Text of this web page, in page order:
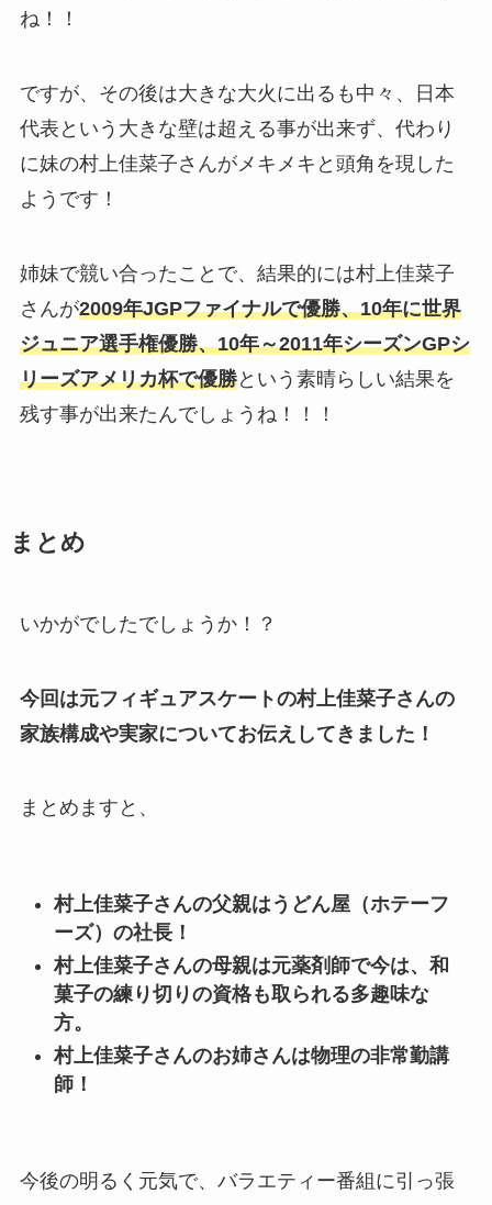
ね！！
ですが、その後は大きな大火に出るも中々、日本
代表という大きな壁は超える事が出来ず、代わり
に妹の村上佳菜子さんがメキメキと頭角を現した
ようです！
姉妹で競い合ったことで、結果的には村上佳菜子
さんが2009年JGPファイナルで優勝、10年に世界
ジュニア選手権優勝、10年～2011年シーズンGPシ
リーズアメリカ杯で優勝という素晴らしい結果を
残す事が出来たんでしょうね！！！
まとめ
いかがでしたでしょうか！？
今回は元フィギュアスケートの村上佳菜子さんの
家族構成や実家についてお伝えしてきました！
まとめますと、
村上佳菜子さんの父親はうどん屋（ホテーフ
ーズ）の社長！
村上佳菜子さんの母親は元薬剤師で今は、和
菓子の練り切りの資格も取られる多趣味な
方。
村上佳菜子さんのお姉さんは物理の非常勤講
師！
今後の明るく元気で、バラエティー番組に引っ張